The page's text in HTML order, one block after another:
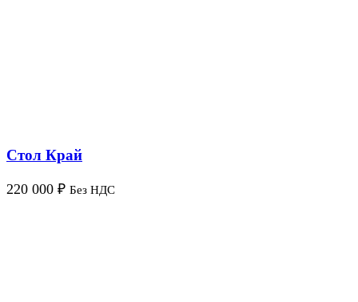
Стол Край
220 000 ₽ Без НДС